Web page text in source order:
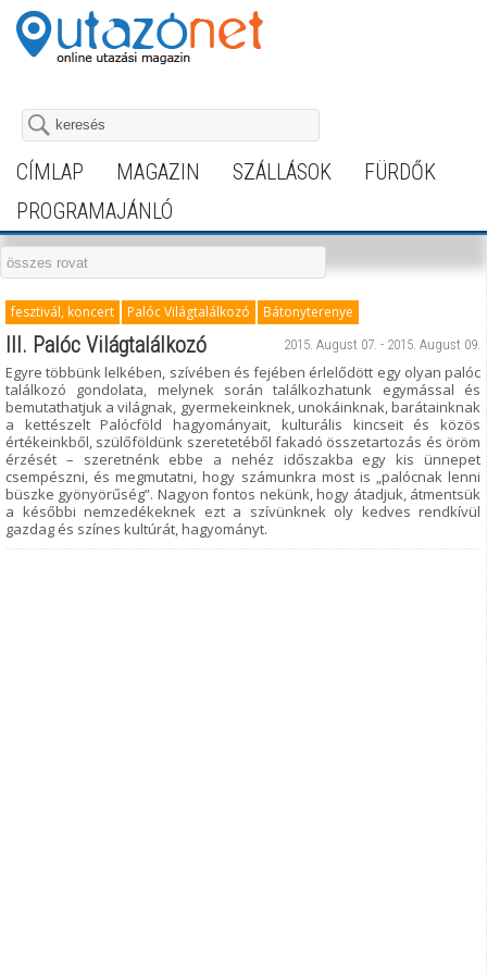
CÍMLAP MAGAZIN SZÁLLÁSOK
FÜRDŐK
PROGRAMAJÁNLÓ
fesztivál, koncert Palóc Világtalálkozó Bátonyterenye
2015. August 07. - 2015. August 09.
III. Palóc Világtalálkozó
Egyre többünk lelkében, szívében és fejében érlelődött egy olyan palóc
találkozó gondolata, melynek során találkozhatunk egymással és
bemutathatjuk a világnak, gyermekeinknek, unokáinknak, barátainknak
a kettészelt Palócföld hagyományait, kulturális kincseit és közös
értékeinkből, szülőföldünk szeretetéből fakadó összetartozás és öröm
érzését – szeretnénk ebbe a nehéz időszakba egy kis ünnepet
csempészni, és megmutatni, hogy számunkra most is „palócnak lenni
büszke gyönyörűség”. Nagyon fontos nekünk, hogy átadjuk, átmentsük
a későbbi nemzedékeknek ezt a szívünknek oly kedves rendkívül
gazdag és színes kultúrát, hagyományt.